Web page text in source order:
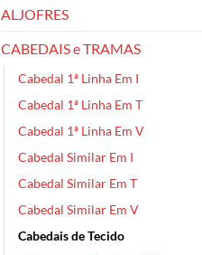
ALJOFRES
CABEDAIS e TRAMAS
Cabedal 1ª Linha Em I
Cabedal 1ª Linha Em T
Cabedal 1ª Linha Em V
Cabedal Similar Em I
Cabedal Similar Em T
Cabedal Similar Em V
Cabedais de Tecido